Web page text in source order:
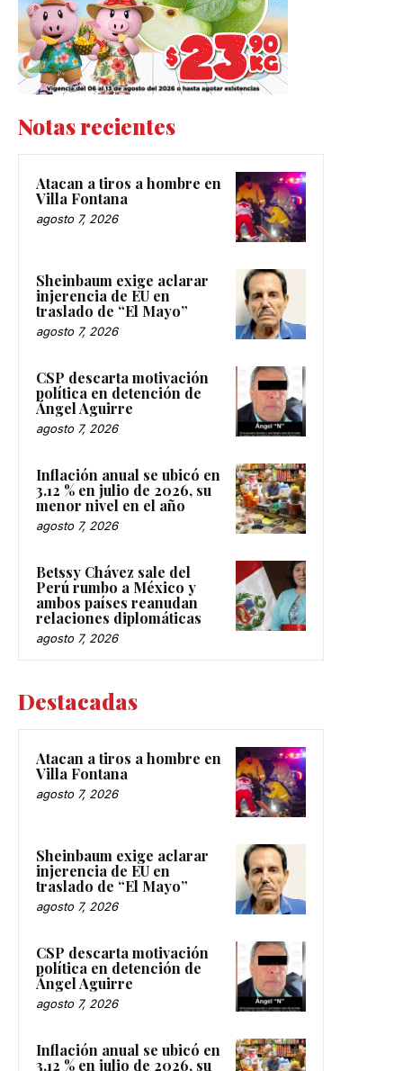
Notas recientes
Atacan a tiros a hombre en
Villa Fontana
agosto 7, 2026
Sheinbaum exige aclarar
injerencia de EU en
traslado de “El Mayo”
agosto 7, 2026
CSP descarta motivación
política en detención de
Ángel Aguirre
agosto 7, 2026
Inflación anual se ubicó en
3.12 % en julio de 2026, su
menor nivel en el año
agosto 7, 2026
Betssy Chávez sale del
Perú rumbo a México y
ambos países reanudan
relaciones diplomáticas
agosto 7, 2026
Destacadas
Atacan a tiros a hombre en
Villa Fontana
agosto 7, 2026
Sheinbaum exige aclarar
injerencia de EU en
traslado de “El Mayo”
agosto 7, 2026
CSP descarta motivación
política en detención de
Ángel Aguirre
agosto 7, 2026
Inflación anual se ubicó en
3.12 % en julio de 2026, su